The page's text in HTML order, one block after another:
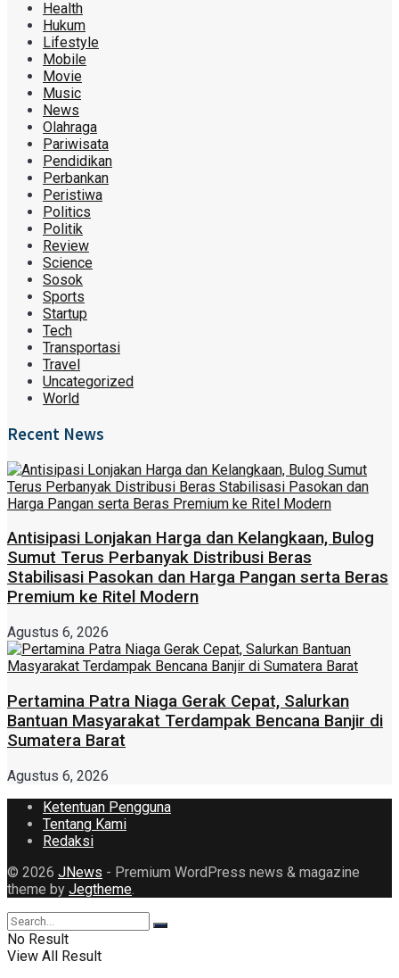
Health
Hukum
Lifestyle
Mobile
Movie
Music
News
Olahraga
Pariwisata
Pendidikan
Perbankan
Peristiwa
Politics
Politik
Review
Science
Sosok
Sports
Startup
Tech
Transportasi
Travel
Uncategorized
World
Recent News
Antisipasi Lonjakan Harga dan Kelangkaan, Bulog
Sumut Terus Perbanyak Distribusi Beras
Stabilisasi Pasokan dan Harga Pangan serta Beras
Premium ke Ritel Modern
Agustus 6, 2026
Pertamina Patra Niaga Gerak Cepat, Salurkan
Bantuan Masyarakat Terdampak Bencana Banjir di
Sumatera Barat
Agustus 6, 2026
Ketentuan Pengguna
Tentang Kami
Redaksi
© 2026 JNews - Premium WordPress news & magazine
theme by Jegtheme
No Result
View All Result